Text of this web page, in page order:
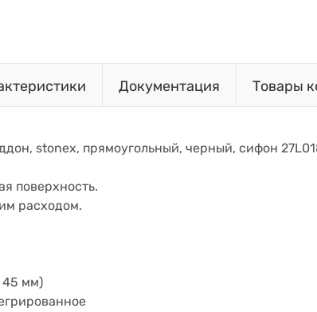
Документация Товары
stonex, прямоугольный, черный, сифон
поверхность.
расходом.
45 мм)